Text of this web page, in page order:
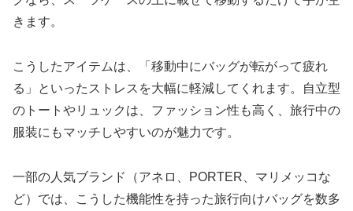
きます。
こうしたアイテムは、「移動中にバッグが転がって疲れ
る」といったストレスを大幅に軽減してくれます。自立型
のトートやリュックは、ファッション性も高く、旅行中の
服装にもマッチしやすいのが魅力です。
一部の人気ブランド（アネロ、PORTER、マリメッコな
ど）では、こうした機能性を持った旅行向けバッグを数多